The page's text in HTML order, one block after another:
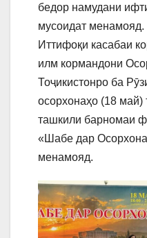
бедор намудани
мусоидат менамояд.
Иттифоқи касабаи
илм кормандони
Тоҷикистонро ба
осорхонаҳо (18 май)
ташкили барномаи
«Шабе дар
менамояд.